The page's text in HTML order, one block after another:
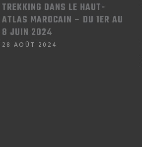
TREKKING DANS LE HAUT-
ATLAS MAROCAIN – DU 1ER AU
8 JUIN 2024
28 AOÛT 2024